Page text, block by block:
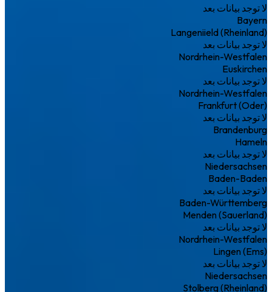
لا توجد بيانات بعد
Bayern
Langeniield (Rheinland)
لا توجد بيانات بعد
Nordrhein-Westfalen
Euskirchen
لا توجد بيانات بعد
Nordrhein-Westfalen
Frankfurt (Oder)
لا توجد بيانات بعد
Brandenburg
Hameln
لا توجد بيانات بعد
Niedersachsen
Baden-Baden
لا توجد بيانات بعد
Baden-Württemberg
Menden (Sauerland)
لا توجد بيانات بعد
Nordrhein-Westfalen
Lingen (Ems)
لا توجد بيانات بعد
Niedersachsen
Stolberg (Rheinland)